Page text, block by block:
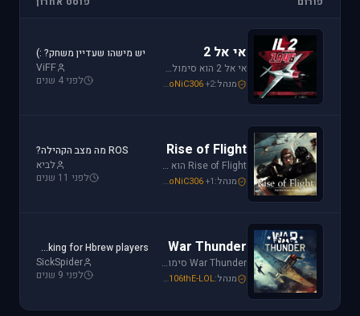
אי אל 2
אי אל 2 הוא סימולטור מלחמת העולם השניה מבית Oleg Maddox. טוס בספיטפייר ומוסטנג ושנה את ההיסטוריה במלחמות מעל שמי אירופה, צפון אפריקה והמזרח הרחוק.
מנהל: SoNiC306+2
יש מישהו שעדיין משחק? :)
ViFF
לפני 4 שנים
Rise of Flight
Rise of Flight הוא סימולטור מלחמת העולם הראשונה הטוב ביותר שיש! טוס בשמים הווירטואליים במטוסים האגדיים, Sopwith Camel, S.E.5a, Albatros D.Va וה-Fokker Dr.1 שטסו בהם אבירי מלחמת העולם. השמיים הווירטואליים צריכים אותך!
מנהל: Mike_69th SoNiC306+1
ROS מה מצב הקהילה?
לביא
לפני 11 שנים
War Thunder
War Thunder סימולטור טיסה קרבי השייך לתקופת מלחמת העולם השנייה, לכותר אפשרות לתפקד בקשת רחבה של רמות ריאליזם החל מאפשרות Arcade ועד לסימולטור של ממש.
מנהל: Mike_69th ,106thE-LOL
Looking for Hbrew players...
SickSpider
לפני 9 שנים